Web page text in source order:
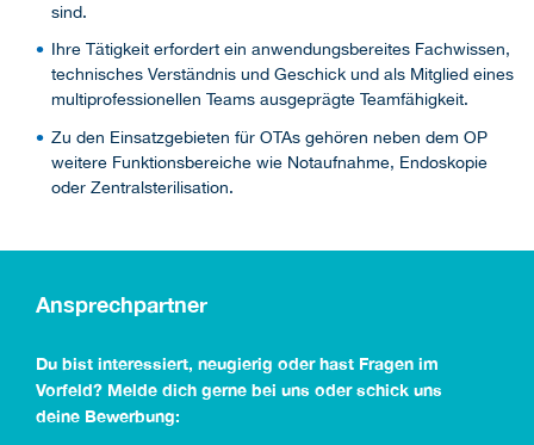
sind.
Ihre Tätigkeit erfordert ein anwendungsbereites Fachwissen,
technisches Verständnis und Geschick und als Mitglied eines
multiprofessionellen Teams ausgeprägte Teamfähigkeit.
Zu den Einsatzgebieten für OTAs gehören neben dem OP
weitere Funktionsbereiche wie Notaufnahme, Endoskopie
oder Zentralsterilisation.
Ansprechpartner
Du bist interessiert, neugierig oder hast Fragen im
Vorfeld? Melde dich gerne bei uns oder schick uns
deine Bewerbung: